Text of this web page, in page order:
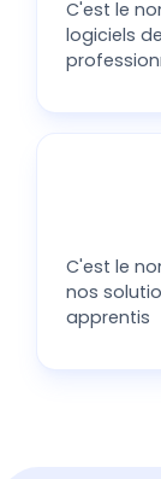
C'est le
logiciels
C'est le
nos
apprentis